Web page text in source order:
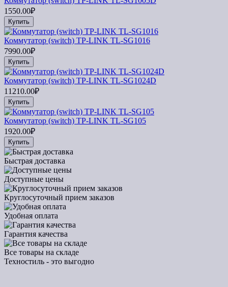
1550.00₽
Купить
Коммутатор (switch) TP-LINK TL-SG1016
7990.00₽
Купить
Коммутатор (switch) TP-LINK TL-SG1024D
11210.00₽
Купить
Коммутатор (switch) TP-LINK TL-SG105
1920.00₽
Купить
Быстрая доставка
Доступные цены
Круглосуточный прием заказов
Удобная оплата
Гарантия качества
Все товары на складе
Техностиль - это выгодно